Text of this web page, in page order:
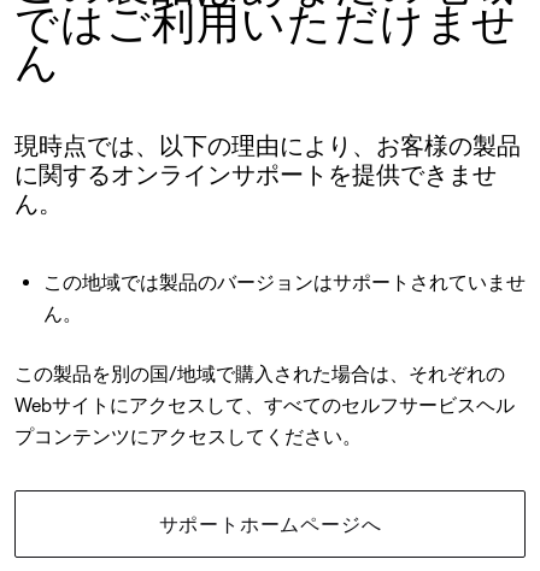
ではご利用いただけませ
ん
現時点では、以下の理由により、お客様の製品
に関するオンラインサポートを提供できませ
ん。
この地域では製品のバージョンはサポートされていませ
ん。
この製品を別の国/地域で購入された場合は、それぞれの
Webサイトにアクセスして、すべてのセルフサービスヘル
プコンテンツにアクセスしてください。
サポートホームページへ